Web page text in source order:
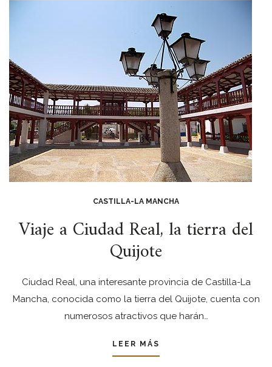
CASTILLA-LA MANCHA
Viaje a Ciudad Real, la tierra del
Quijote
Ciudad Real, una interesante provincia de Castilla-La
Mancha, conocida como la tierra del Quijote, cuenta con
numerosos atractivos que harán…
LEER MÁS